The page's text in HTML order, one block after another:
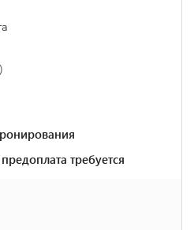
требуется